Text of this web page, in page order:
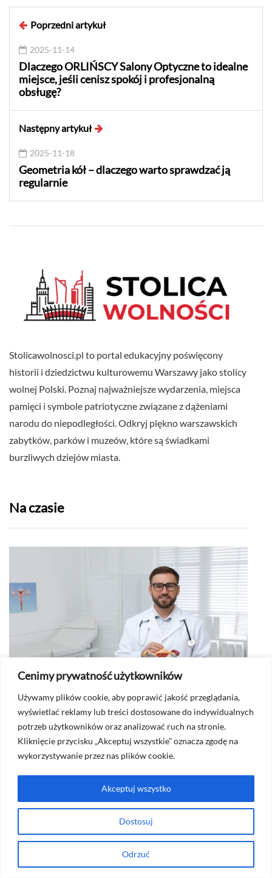
Cenimy prywatność użytkowników
Używamy plików cookie, aby poprawić jakość przeglądania,
wyświetlać reklamy lub treści dostosowane do indywidualnych
potrzeb użytkowników oraz analizować ruch na stronie.
Kliknięcie przycisku „Akceptuj wszystkie” oznacza zgodę na
wykorzystywanie przez nas plików cookie.
Dostosuj
Odrzuć
Akceptuj wszystko
Poprzedni artykuł
2025-11-14
Dlaczego ORLIŃSCY Salony Optyczne to idealne
miejsce, jeśli cenisz spokój i profesjonalną
obsługę?
Następny artykuł
2025-11-18
Geometria kół – dlaczego warto sprawdzać ją
regularnie
Stolicawolnosci.pl to portal edukacyjny poświęcony
historii i dziedzictwu kulturowemu Warszawy jako stolicy
wolnej Polski. Poznaj najważniejsze wydarzenia, miejsca
pamięci i symbole patriotyczne związane z dążeniami
narodu do niepodległości. Odkryj piękno warszawskich
zabytków, parków i muzeów, które są świadkami
burzliwych dziejów miasta.
Na czasie
2026-07-30
Klinika urologiczna w Warszawie –
najlepsi specjaliści i leczenie
Menu główne
Usługi